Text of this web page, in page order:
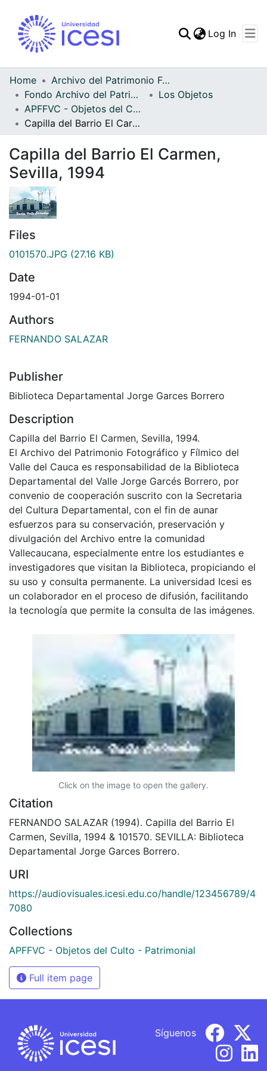
Statistics
Log In
Home
Archivo del Patrimonio Fotográfico y Fílmico del Valle del Cauca
Fondo Archivo del Patrimonio Fotográfico y Fílmico del Valle del Cauca
Los Objetos
APFFVC - Objetos del Culto - Patrimonial
Capilla del Barrio El Carmen, Sevilla, 1994
Capilla del Barrio El Carmen,
Sevilla, 1994
Files
0101570.JPG (27.16 KB)
Date
1994-01-01
Authors
FERNANDO SALAZAR
Publisher
Biblioteca Departamental Jorge Garces Borrero
Description
Capilla del Barrio El Carmen, Sevilla, 1994.
El Archivo del Patrimonio Fotográfico y Fílmico del
Valle del Cauca es responsabilidad de la Biblioteca
Departamental del Valle Jorge Garcés Borrero, por
convenio de cooperación suscrito con la Secretaria
del Cultura Departamental, con el fin de aunar
esfuerzos para su conservación, preservación y
divulgación del Archivo entre la comunidad
Vallecaucana, especialmente entre los estudiantes e
investigadores que visitan la Biblioteca, propiciando el
su uso y consulta permanente. La universidad Icesi es
un colaborador en el proceso de difusión, facilitando
la tecnología que permite la consulta de las imágenes.
Click on the image to open the gallery.
Citation
FERNANDO SALAZAR (1994). Capilla del Barrio El
Carmen, Sevilla, 1994 & 101570. SEVILLA: Biblioteca
Departamental Jorge Garces Borrero.
URI
https://audiovisuales.icesi.edu.co/handle/123456789/4
7080
Collections
APFFVC - Objetos del Culto - Patrimonial
Full item page
Síguenos